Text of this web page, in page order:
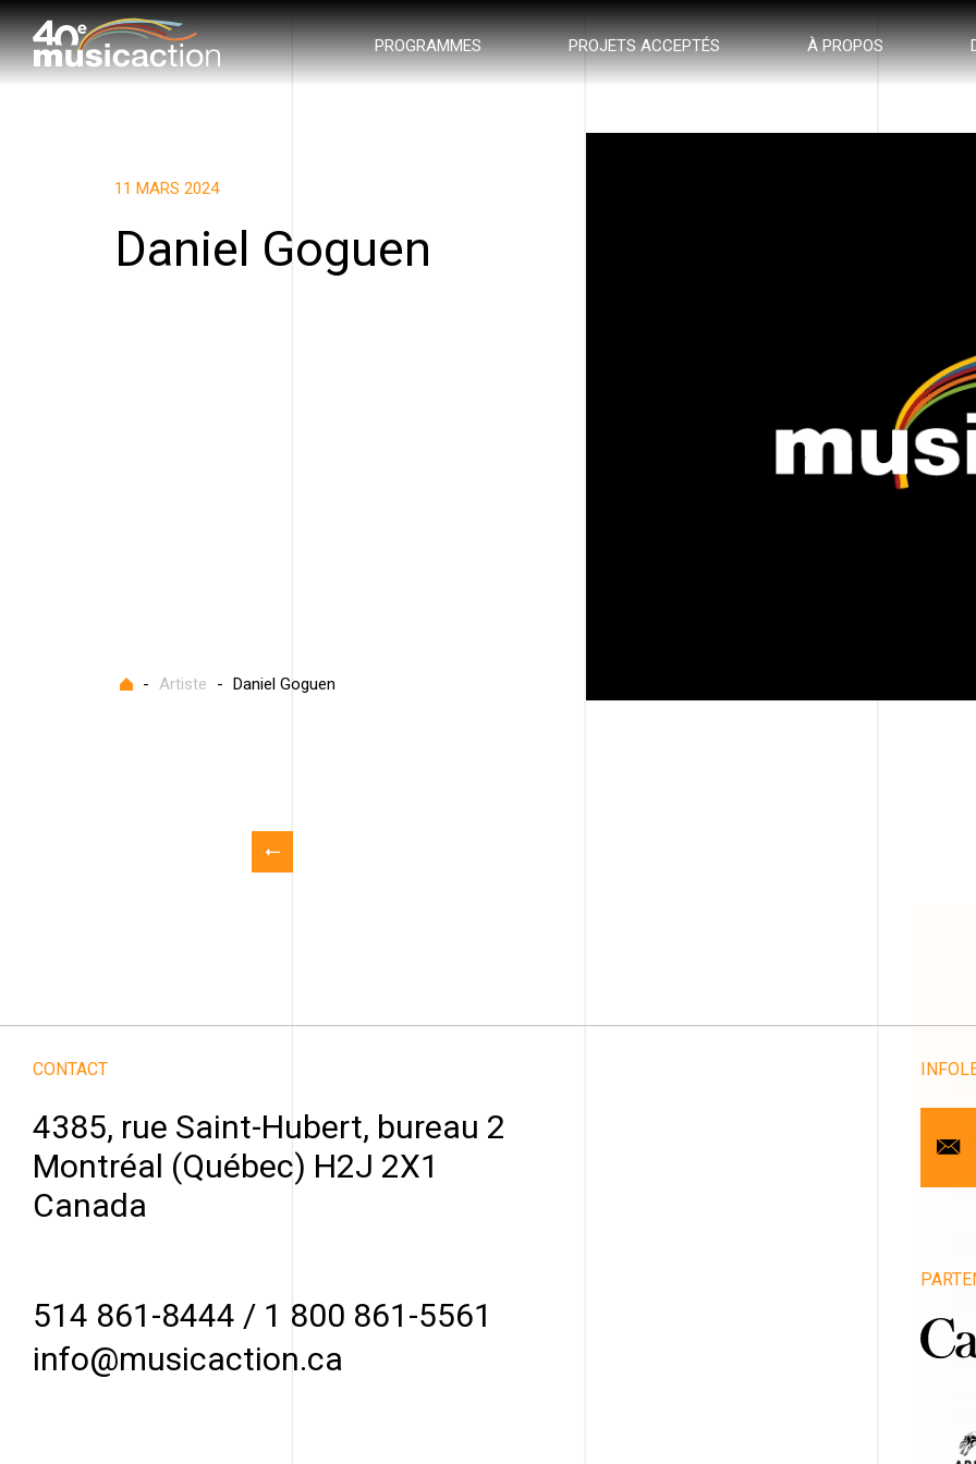
PROGRAMMES PROJETS ACCEPTÉS À PROPOS
11 MARS 2024
Daniel Goguen
Accueil
- Artiste - Daniel Goguen
CONTACT
4385, rue Saint-Hubert, bureau 2
Montréal (Québec) H2J 2X1
Canada
514 861-8444 / 1 800 861-5561
info@musicaction.ca